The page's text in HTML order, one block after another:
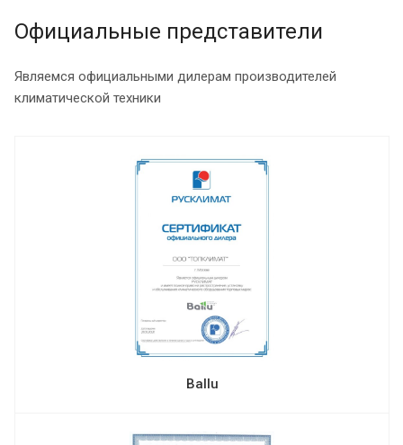
Официальные представители
Являемся официальными дилерам производителей
климатической техники
Ballu